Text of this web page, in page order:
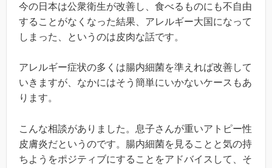
今の日本は公衆衛生が改善し、食べるものにも不自由
することがなくなった結果、アレルギー大国になって
しまった、というのは皮肉な話です。
アレルギー症状の多くは腸内細菌を準えれば改善して
いきますが、なかにはそう簡単にいかないケースもあ
ります。
こんな相談がありました。息子さんが重いアトピー性
皮膚炎だというのです。腸内細菌を見ることと気の持
ちようをポジティブにすることをアドバイスして、そ